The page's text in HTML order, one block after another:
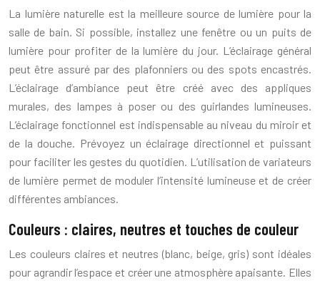
La lumière naturelle est la meilleure source de lumière pour la
salle de bain. Si possible, installez une fenêtre ou un puits de
lumière pour profiter de la lumière du jour. L’éclairage général
peut être assuré par des plafonniers ou des spots encastrés.
L’éclairage d’ambiance peut être créé avec des appliques
murales, des lampes à poser ou des guirlandes lumineuses.
L’éclairage fonctionnel est indispensable au niveau du miroir et
de la douche. Prévoyez un éclairage directionnel et puissant
pour faciliter les gestes du quotidien. L’utilisation de variateurs
de lumière permet de moduler l’intensité lumineuse et de créer
différentes ambiances.
Couleurs : claires, neutres et touches de couleur
Les couleurs claires et neutres (blanc, beige, gris) sont idéales
pour agrandir l’espace et créer une atmosphère apaisante. Elles